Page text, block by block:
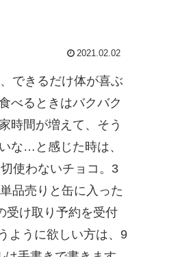
2021.02.02
できるだけ体が喜ぶ
べるときはバクバク
時間が増えて、そう
な…と感じた時は、
使わないチョコ。3
品売りと缶に入った
受け取り予約を受付
ように欲しい方は、9